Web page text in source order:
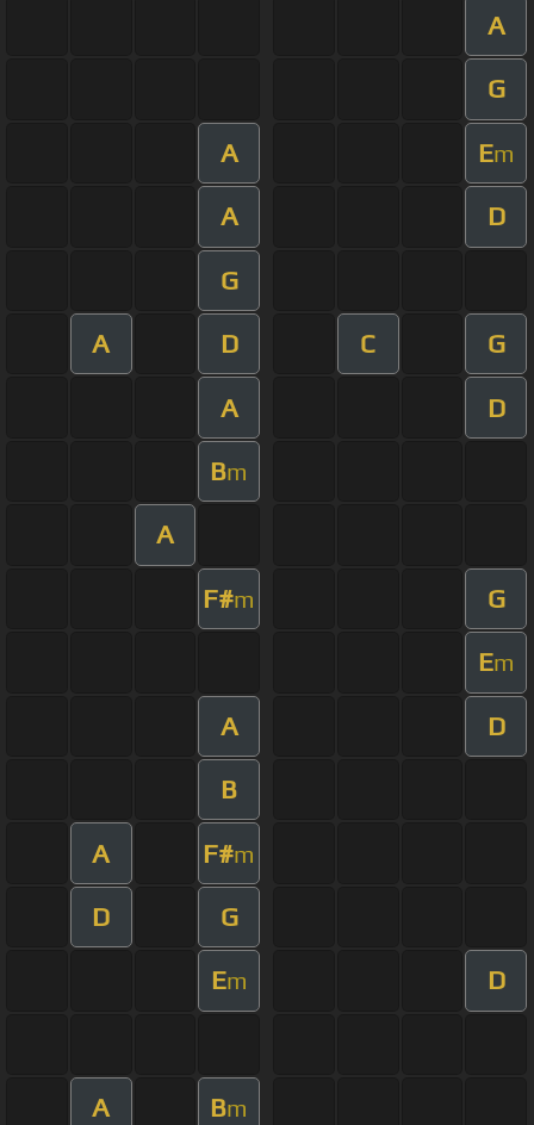
A
G
A Em
A D
G
A D C G
A D
Bm
A
F#m G
Em
A D
B
A F#m
D G
Em D
A Bm